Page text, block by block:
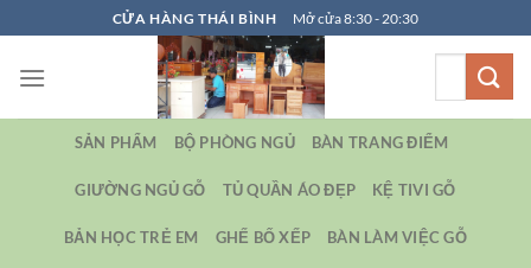
qua
nội
CỬA HÀNG THÁI BÌNH Mở cửa 8:30 - 20:30
SẢN PHẨM BỘ PHÒNG NGỦ BÀN TRANG ĐIỂM
GIƯỜNG NGỦ GỖ TỦ QUẦN ÁO ĐẸP KỆ TIVI GỖ
BẢN HỌC TRẺ EM GHẾ BỐ XẾP BÀN LÀM VIỆC GỖ